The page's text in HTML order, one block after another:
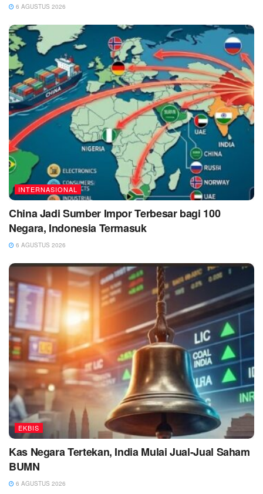
6 AGUSTUS 2026
INTERNASIONAL
China Jadi Sumber Impor Terbesar bagi 100
Negara, Indonesia Termasuk
6 AGUSTUS 2026
EKBIS
Kas Negara Tertekan, India Mulai Jual-Jual Saham
BUMN
6 AGUSTUS 2026